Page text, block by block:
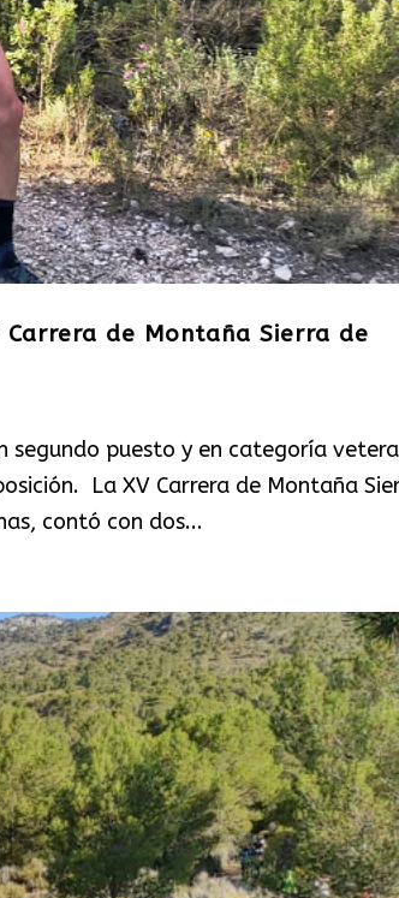
de Montaña Sierra de
segundo puesto y en categoría
La XV Carrera de Montaña
contó con dos...